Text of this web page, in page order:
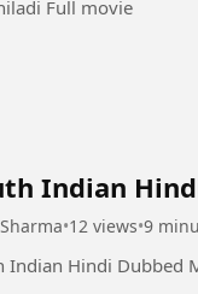
Full movie
Indian
•12 views•9
Indian Hindi Dubbed